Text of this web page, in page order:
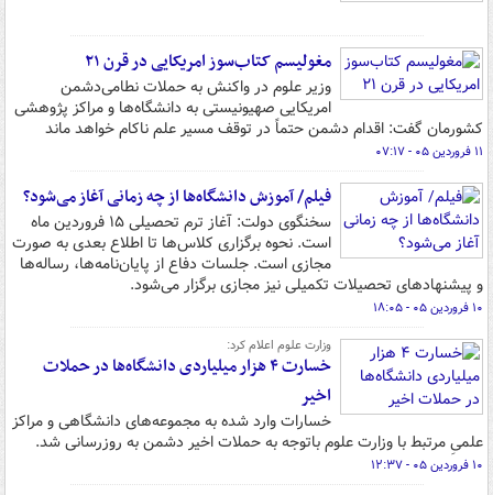
مغولیسم کتاب‌سوز امریکایی در قرن ۲۱
وزیر علوم در واکنش به حملات نطامی‌دشمن
امریکایی صهیونیستی به دانشگاه‌ها و مراکز پژوهشی
کشورمان گفت: اقدام دشمن حتماً در توقف مسیر علم ناکام خواهد ماند
۱۱ فروردین ۰۵ - ۰۷:۱۷
فیلم/ آموزش دانشگاه‌ها از چه زمانی آغاز می‌شود؟
سخنگوی دولت: آغاز ترم تحصیلی ۱۵ فروردین ماه
است. نحوه برگزاری کلاس‌ها تا اطلاع بعدی به صورت
مجازی است. جلسات دفاع از پایان‌نامه‌ها، رساله‌ها
و پیشنهادهای تحصیلات تکمیلی نیز مجازی برگزار می‌شود.
۱۰ فروردین ۰۵ - ۱۸:۰۵
وزارت علوم اعلام کرد:
خسارت ۴ هزار میلیاردی دانشگاه‌ها در حملات
اخیر
خسارات وارد شده به مجموعه‌های دانشگاهی و مراکز
علمیِ مرتبط با وزارت علوم باتوجه به حملات اخیر دشمن به روزرسانی شد.
۱۰ فروردین ۰۵ - ۱۲:۳۷